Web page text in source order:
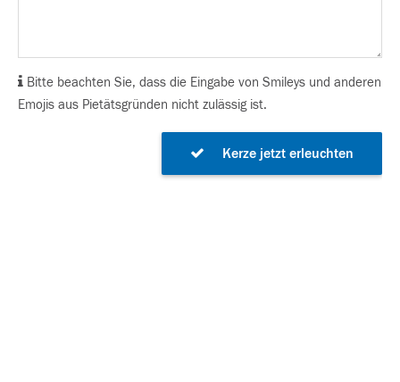
Bitte beachten Sie, dass die Eingabe von Smileys und anderen
Emojis aus Pietätsgründen nicht zulässig ist.
Kerze jetzt erleuchten